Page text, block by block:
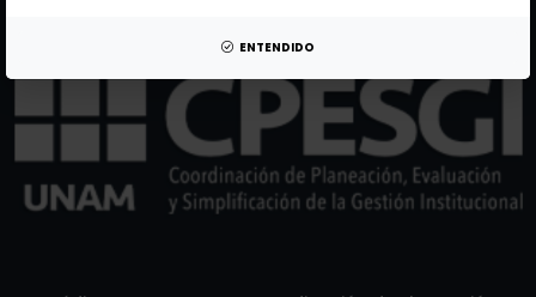
ENTENDIDO